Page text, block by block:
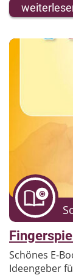
Schönes E-
Ideengeber